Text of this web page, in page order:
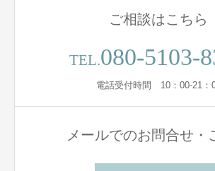
ご相談はこちら
TEL.080-5103-
電話受付時間 10：00-21：
メールでのお問合せ・